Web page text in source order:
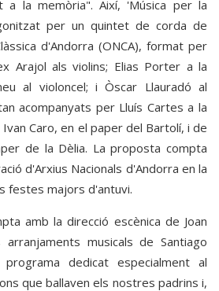
a la memòria". Així, 'Música per la
per un quintet de corda de
d'Andorra (ONCA), format per
Arajol als violins; Elias Porter a la
al violoncel; i Òscar Llauradó al
acompanyats per Lluís Cartes a la
Caro, en el paper del Bartolí, i de
de la Dèlia. La proposta compta
d'Arxius Nacionals d'Andorra en la
festes majors d'antuvi.
amb la direcció escènica de Joan
musicals de Santiago
dedicat especialment al
que ballaven els nostres padrins i,